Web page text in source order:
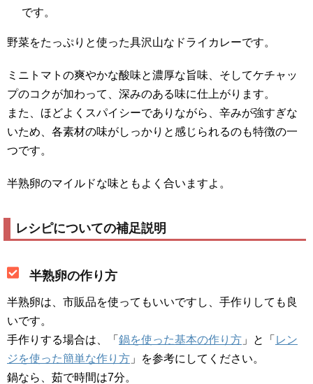
です。
野菜をたっぷりと使った具沢山なドライカレーです。
ミニトマトの爽やかな酸味と濃厚な旨味、そしてケチャッ
プのコクが加わって、深みのある味に仕上がります。
また、ほどよくスパイシーでありながら、辛みが強すぎな
いため、各素材の味がしっかりと感じられるのも特徴の一
つです。
半熟卵のマイルドな味ともよく合いますよ。
レシピについての補足説明
半熟卵の作り方
半熟卵は、市販品を使ってもいいですし、手作りしても良
いです。
手作りする場合は、「 鍋を使った基本の作り方 」と「 レン
ジを使った簡単な作り方 」を参考にしてください。
鍋なら、茹で時間は7分。